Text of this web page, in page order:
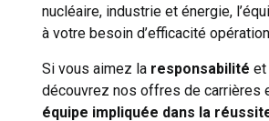
nucléaire, industrie et énergie,
à votre besoin d’efficacité
Si vous aimez la responsabilité et
découvrez nos offres de carrières
équipe impliquée dans la